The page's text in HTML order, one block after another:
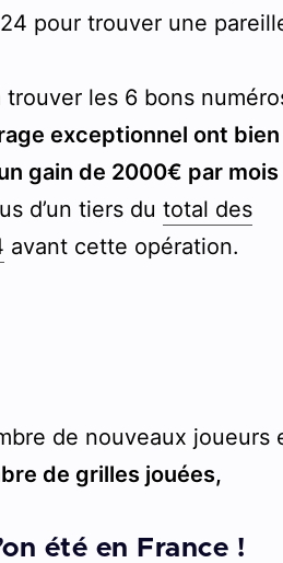
pour trouver une
trouver les 6 bons
exceptionnel ont bien
gain de 2000€ par mois
d’un tiers dutotal des
avant cette opération.
de nouveaux joueurs
de grilles jouées,
été en France !